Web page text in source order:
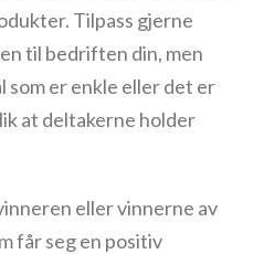
Tilpass gjerne
til bedriften din, men
som er enkle eller det er
at deltakerne holder
eller vinnerne av
får seg en positiv